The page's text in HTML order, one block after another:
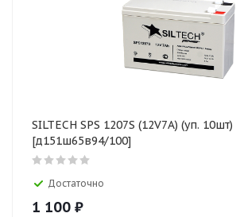
SILTECH SPS 1207S (12V7A) (уп. 10шт)
[д151ш65в94/100]
Достаточно
1 100 ₽